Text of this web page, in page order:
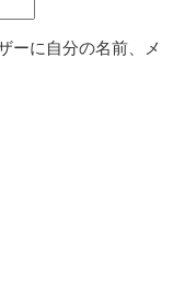
ーに自分の名前、メ